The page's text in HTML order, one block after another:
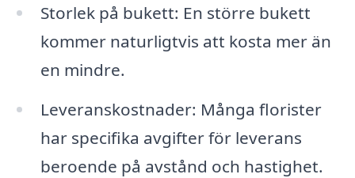
Storlek på bukett: En större bukett
kommer naturligtvis att kosta mer än
en mindre.
Leveranskostnader: Många florister
har specifika avgifter för leverans
beroende på avstånd och hastighet.